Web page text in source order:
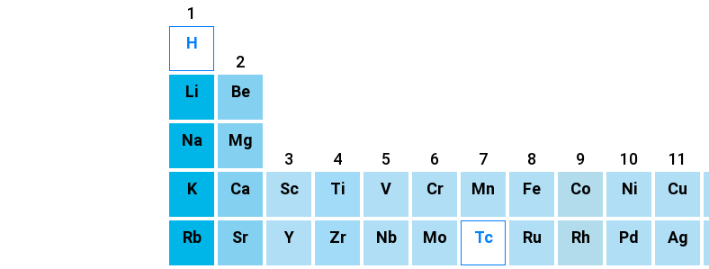
1
H
2
Li Be
Na
Mg
3
4 5 6 7 8 9 10 11
K Ca Sc Ti V Cr Mn Fe Co Ni Cu
Rb Sr Y Zr Nb Mo Tc Ru Rh Pd Ag